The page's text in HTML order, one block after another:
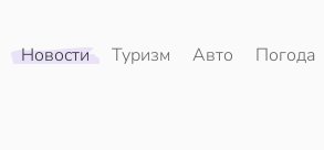
Новости Туризм Авто Погода